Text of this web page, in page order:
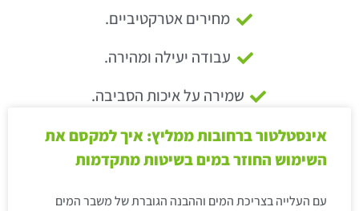
מחירים אטרקטיביים.
עבודה יעילה ומהירה.
שמירה על איכות הסביבה.
אינסטלטור ברחובות ממליץ: איך למקסם את
השימוש החוזר במים בשיטות מתקדמות
עם העלייה בצריכת המים וההבנה הגוברת של משבר המים